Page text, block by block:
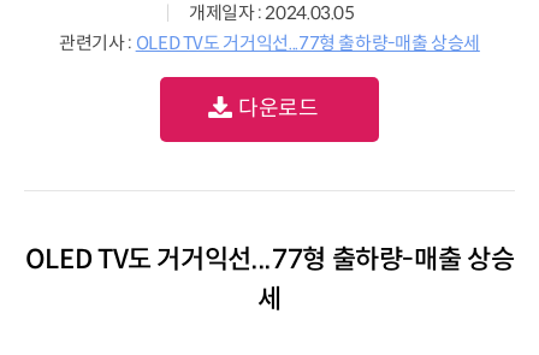
개제일자 : 2024.03.05
관련기사 : OLED TV도 거거익선...77형 출하량-매출 상승세
다운로드
OLED TV도 거거익선...77형 출하량-매출 상승
세